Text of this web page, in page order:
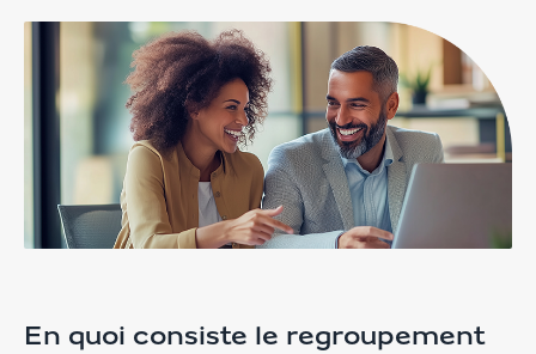
En quoi consiste le regroupement